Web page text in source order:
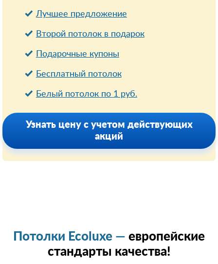
Лучшее предложение
Второй потолок в подарок
Подарочные купоны
Бесплатный потолок
Белый потолок по 1 руб.
Узнать цену с учетом действующих
акций
Потолки Ecoluxe — европейские
стандарты качества!